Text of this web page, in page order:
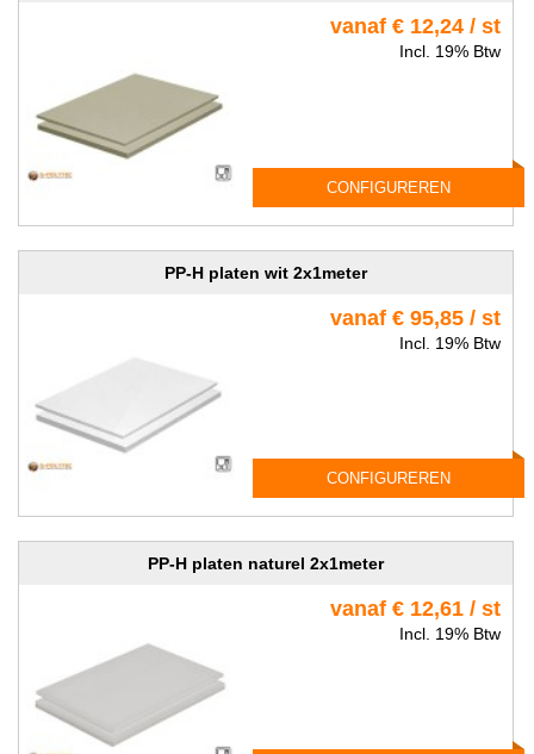
vanaf € 12,24 / st
Incl. 19% Btw
CONFIGUREREN
PP-H platen wit 2x1meter
vanaf € 95,85 / st
Incl. 19% Btw
CONFIGUREREN
PP-H platen naturel 2x1meter
vanaf € 12,61 / st
Incl. 19% Btw